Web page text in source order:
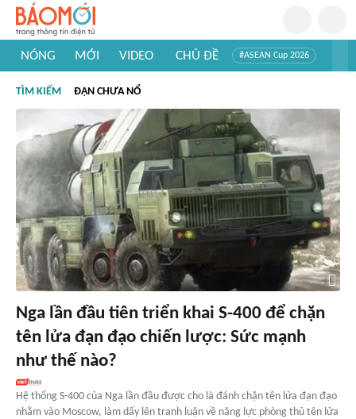
NÓNG MỚI VIDEO CHỦ ĐỀ #ASEAN Cup 2026
#Khám phá thế giới
TÌM KIẾM ĐẠN CHƯA NỔ
Nga lần đầu tiên triển khai S-400 để chặn
tên lửa đạn đạo chiến lược: Sức mạnh
như thế nào?
Hệ thống S-400 của Nga lần đầu được cho là đánh chặn tên lửa đạn đạo
nhằm vào Moscow, làm dấy lên tranh luận về năng lực phòng thủ tên lửa